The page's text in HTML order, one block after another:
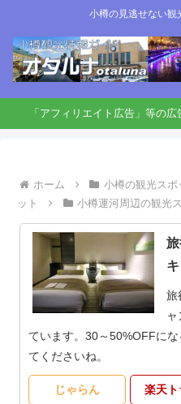
小樽の見逃せない観
「アフィリエイト広告」等の
ホーム 小樽の観光スポ
ット
小樽運河周辺の観光
旅
ています。30～50%OFFに
てくださいね。
じゃらん 楽天